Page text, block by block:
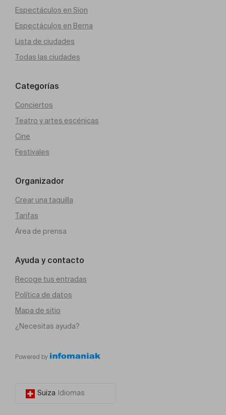
Espectáculos en Sion
Espectáculos en Berna
Lista de ciudades
Todas las ciudades
Categorías
Conciertos
Teatro y artes escénicas
Cine
Festivales
Organizador
Crear una taquilla
Tarifas
Área de prensa
Ayuda y contacto
Recoge tus entradas
Política de datos
Mapa de sitio
¿Necesitas ayuda?
Powered by
Suiza Idiomas